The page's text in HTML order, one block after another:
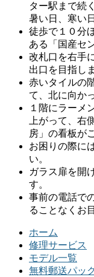
ター駅まで続
暑い日、寒い
徒歩で１０分
ある「国産セ
改札口を右手
出口を目指し
赤いタイルの
て、北に向か
１階にラーメ
上がって、右
房」の看板が
お困りの際に
い。
ガラス扉を開
す。
事前の電話で
ることなくお
ホーム
修理サービス
モデル一覧
無料郵送パッ